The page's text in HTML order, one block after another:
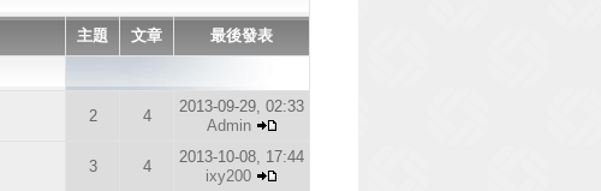
主題 文章 最後發表
2 4
2013-09-29, 02:33
Admin
3 4
2013-10-08, 17:44
ixy200